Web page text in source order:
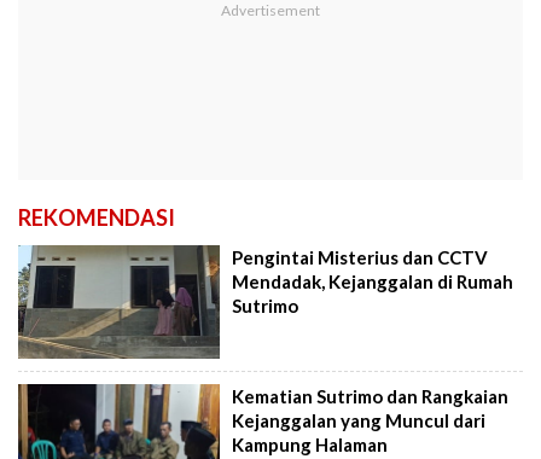
REKOMENDASI
Pengintai Misterius dan CCTV
Mendadak, Kejanggalan di Rumah
Sutrimo
Kematian Sutrimo dan Rangkaian
Kejanggalan yang Muncul dari
Kampung Halaman